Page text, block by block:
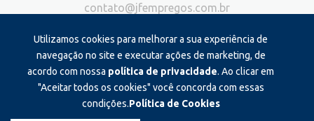
Utilizamos cookies para melhorar a sua experiência de
navegação no site e executar ações de marketing, de
acordo com nossa política de privacidade. Ao clicar em
"Aceitar todos os cookies" você concorda com essas
condições.Política de Cookies
contato@jfempregos.com.br
Publicidade
*Exclusivo para atendimento via chat. Não atendemos ligações neste
canal
Produzido e administrado por: